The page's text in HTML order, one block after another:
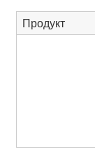
Продукт